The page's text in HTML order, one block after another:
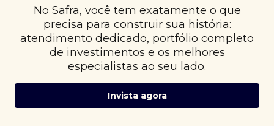
No Safra, você tem exatamente o que
precisa para construir sua história:
atendimento dedicado, portfólio completo
de investimentos e os melhores
especialistas ao seu lado.
Invista agora